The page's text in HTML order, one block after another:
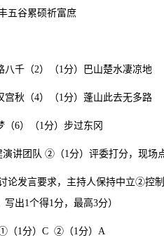
五谷累硕祈富庶
八千（2）（1分）巴山楚水凄凉地
宫秋（4）（1分）蓬山此去无多路
（6）（1分）步过东冈
讲团队 ②（1分）评委打分，现场
论发言要求，主持人保持中立②
写出1个得1分，最高3分）
①（1分）C ②（1分）A